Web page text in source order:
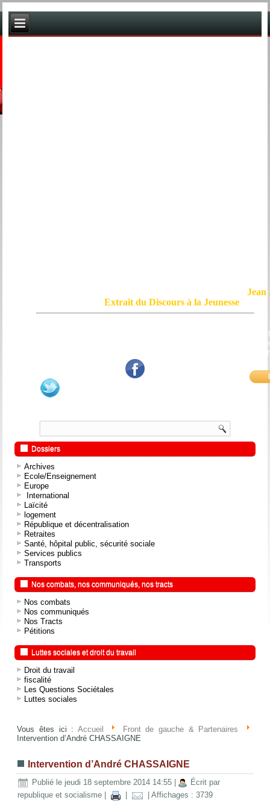
Jean
Extrait du Discours à la Jeunesse
mensonge triomphant qui passe, et de ne pas faire écho, de notre
bouche et de nos mains aux applaudissements imbéciles et aux
Dossiers
Archives
Ecole/Enseignement
Europe
International
Laïcité
logement
République et décentralisation
Retraites
Santé, hôpital public, sécurité sociale
Services publics
Transports
Nos combats, nos communiqués, nos tracts
Nos combats
Nos communiqués
Nos Tracts
Pétitions
Luttes sociales et droit du travail
Droit du travail
fiscalité
Les Questions Sociétales
Luttes sociales
Vous êtes ici : Accueil
Front de gauche & Partenaires
Intervention d’André CHASSAIGNE
Intervention d’André CHASSAIGNE
Publié le jeudi 18 septembre 2014 14:55
Écrit par
republique et socialisme
| Affichages : 3739